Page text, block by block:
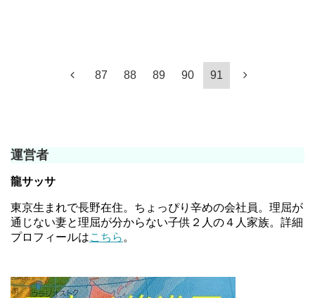
87 88 89 90 91
運営者
龍サッサ
東京生まれで長野在住。ちょっぴり辛めの会社員。理屈が
通じない妻と理屈が分からない子供２人の４人家族。詳細
プロフィールはこちら 。